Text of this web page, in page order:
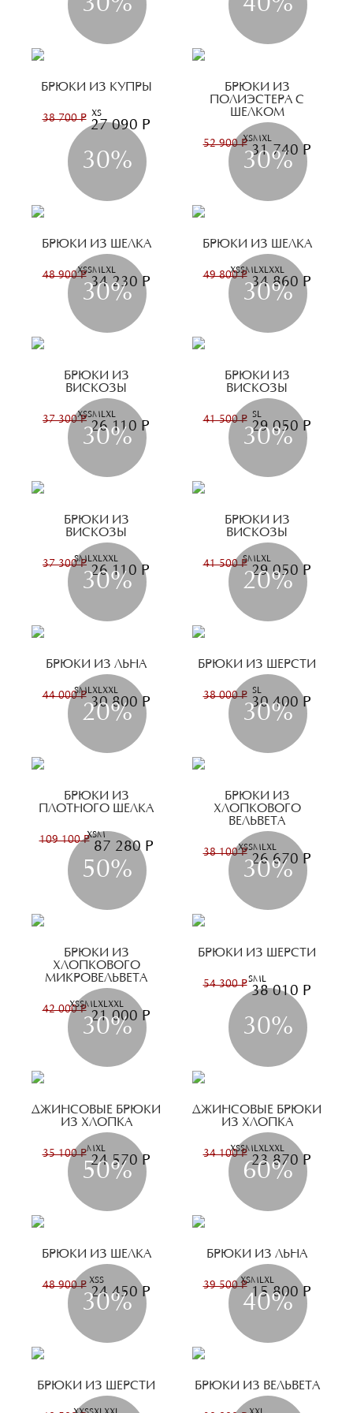
БРЮКИ ИЗ КУПРЫ
38 700 Р27 090 Р
XS
БРЮКИ ИЗ
ПОЛИЭСТЕРА С
ШЕЛКОМ
52 900 Р31 740 Р
XSMXL
30%
БРЮКИ ИЗ ШЕЛКА
48 900 Р34 230 Р
XSSM LXL
30%
БРЮКИ ИЗ ШЕЛКА
49 800 Р34 860 Р
XSSM LXLXXL
30%
БРЮКИ ИЗ
ВИСКОЗЫ
37 300 Р26 110 Р
XSSM LXL
30%
БРЮКИ ИЗ
ВИСКОЗЫ
41 500 Р29 050 Р
SL
30%
БРЮКИ ИЗ
ВИСКОЗЫ
37 300 Р26 110 Р
SM LXLXXL
30%
БРЮКИ ИЗ
ВИСКОЗЫ
41 500 Р29 050 Р
SM LXL
30%
БРЮКИ ИЗ ЛЬНА
44 000 Р30 800 Р
SM LXLXXL
20%
БРЮКИ ИЗ ШЕРСТИ
38 000 Р30 400 Р
SL
20%
БРЮКИ ИЗ
ПЛОТНОГО ШЕЛКА
109 100 Р 87 280 Р
XSM
30%
БРЮКИ ИЗ
ХЛОПКОВОГО
ВЕЛЬВЕТА
38 100 Р26 670 Р
XSSM LXL
50%
БРЮКИ ИЗ
ХЛОПКОВОГО
МИКРОВЕЛЬВЕТА
42 000 Р21 000 Р
XSSM LXLXXL
30%
БРЮКИ ИЗ ШЕРСТИ
54 300 Р38 010 Р
SM L
30%
ДЖИНСОВЫЕ БРЮКИ
ИЗ ХЛОПКА
35 100 Р24 570 Р
MXL
30%
ДЖИНСОВЫЕ БРЮКИ
ИЗ ХЛОПКА
34 100 Р23 870 Р
XSSM LXLXXL
50%
БРЮКИ ИЗ ШЕЛКА
48 900 Р24 450 Р
XSS
60%
БРЮКИ ИЗ ЛЬНА
39 500 Р15 800 Р
XSM LXL
30%
БРЮКИ ИЗ ШЕРСТИ
40%
БРЮКИ ИЗ ВЕЛЬВЕТА